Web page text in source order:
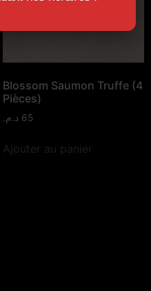
Blossom Saumon Truffe (4
Pièces)
65 د.م.
Ajouter au panier